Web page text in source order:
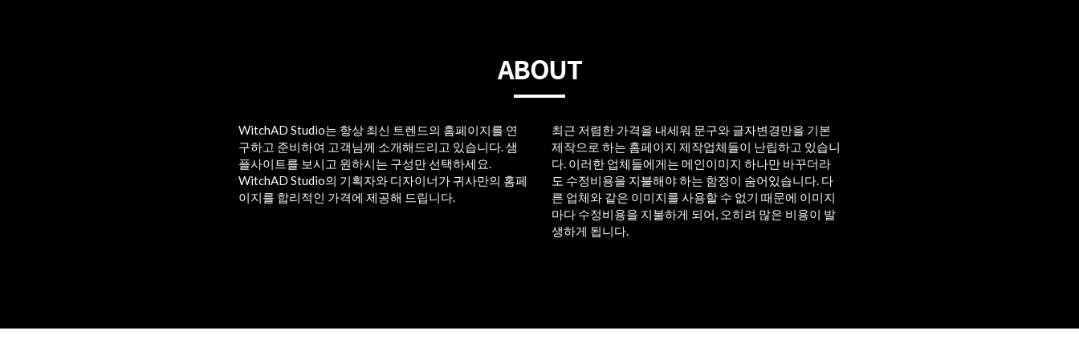
ABOUT
WitchAD Studio는 항상 최신 트렌드의 홈페이지를 연
구하고 준비하여 고객님께 소개해드리고 있습니다. 샘
플사이트를 보시고 원하시는 구성만 선택하세요.
WitchAD Studio의 기획자와 디자이너가 귀사만의 홈페
이지를 합리적인 가격에 제공해 드립니다.
최근 저렴한 가격을 내세워 문구와 글자변경만을 기본
제작으로 하는 홈페이지 제작업체들이 난립하고 있습니
다. 이러한 업체들에게는 메인이미지 하나만 바꾸더라
도 수정비용을 지불해야 하는 함정이 숨어있습니다. 다
른 업체와 같은 이미지를 사용할 수 없기 때문에 이미지
마다 수정비용을 지불하게 되어, 오히려 많은 비용이 발
생하게 됩니다.